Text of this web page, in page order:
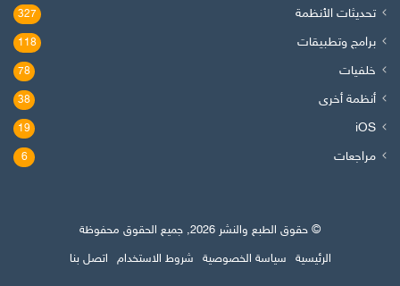
تحديثات الأنظمة 327
برامج وتطبيقات 118
خلفيات 78
أنظمة أخرى 38
iOS
19
مراجعات 6
© حقوق الطبع والنشر 2026, جميع الحقوق محفوظة
الرئيسية
سياسة الخصوصية شروط الاستخدام اتصل بنا